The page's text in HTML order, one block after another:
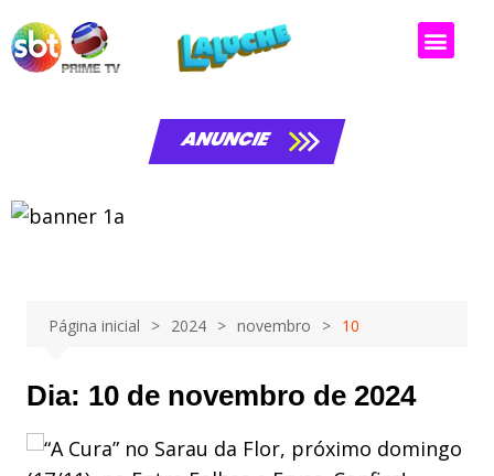
ANUNCIE
Página inicial 2024 novembro 10
Dia: 10 de novembro de 2024